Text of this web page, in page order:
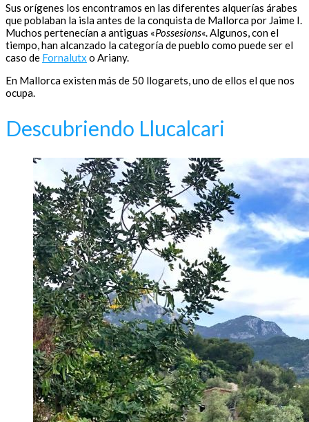
Sus orígenes los encontramos en las diferentes alquerías árabes
que poblaban la isla antes de la conquista de Mallorca por Jaime I.
Muchos pertenecían a antiguas «Possesions«. Algunos, con el
tiempo, han alcanzado la categoría de pueblo como puede ser el
caso de Fornalutx o Ariany.
En Mallorca existen más de 50 llogarets, uno de ellos el que nos
ocupa.
Descubriendo Llucalcari